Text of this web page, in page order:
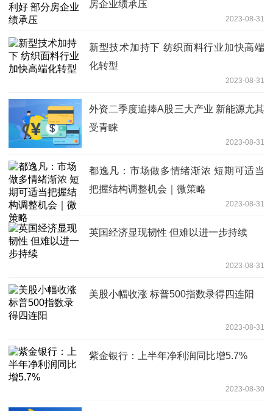
房企业绩承压
2023-08-31
新型技术加持下 纺织面料行业加快高端
化转型
2023-08-31
外资二季度追捧A股三大产业 新能源尤其
受青睐
2023-08-31
都逸凡：市场做多情绪渐浓 短期可适当
把握结构调整机会｜微策略
2023-08-31
英国经济显现韧性 但难以进一步持续
2023-08-31
美股小幅收涨 标普500指数录得四连阳
2023-08-31
紫金银行：上半年净利润同比增5.7%
2023-08-30